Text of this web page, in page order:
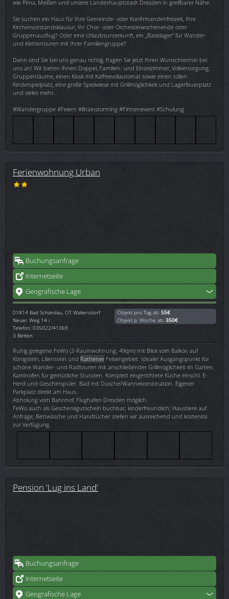
wie Pirna, Meißen und unsere Landeshauptstadt Dresden in greifbarer Nähe.
Sie suchen ein Haus für Ihre Gemeinde- oder Konfirmandenfreizeit, Ihre
Kirchenvorstandsklausur, Ihr Chor- oder Orchesterwochenende oder
Gruppenausflug? Oder eine Urlaubsunterkunft, ein „Basislager“ für Wander-
und Klettertouren mit Ihrer Familiengruppe?
Dann sind Sie bei uns genau richtig, fragen Sie jetzt Ihren Wunschtermin bei
uns an! Wir bieten Ihnen Doppel, Familien- und Einzelzimmer, Vollversorgung,
Gruppenräume, einen Kiosk mit Kaffeevollautomat sowie einen tollen
Kinderspielplatz, eine große Spielwiese mit Grillmöglichkeit und Lagerfeuerplatz
und vieles mehr.
#Wandergruppe #Feiern #Brainstorming #Firmenevent #Schulung
Ferienwohnung Urban
Buchungsanfrage
Internetseite
Geografische Lage
01814 Bad Schandau, OT Waltersdorf
Neuer Weg 14 i
Telefon: 035022/41369
3 Betten
Objekt pro Tag ab: 55€
Objekt p. Woche ab: 350€
Ruhig gelegene FeWo (2-Raumwohnung; 49qm) mit Blick vom Balkon auf
Königstein, Lilienstein und Rathener Felsengebiet. Idealer Ausgangspunkt für
schöne Wander- und Radtouren mit anschließender Grillmöglichkeit im Garten.
Kaminofen für gemütliche Stunden. Komplett eingerichtete Küche einschl. E-
Herd und Geschirrspüler. Bad mit Dusche/Wannekombination. Eigener
Parkplatz direkt am Haus.
Abholung vom Bahnhof, Flughafen Dresden möglich.
FeWo auch als Geschenkgutschein buchbar; kinderfreundlich; Haustiere auf
Anfrage; Bettwäsche und Handtücher stellen wir ausreichend und kostenlos
zur Verfügung.
Pension 'Lug ins Land'
Buchungsanfrage
Internetseite
Geografische Lage